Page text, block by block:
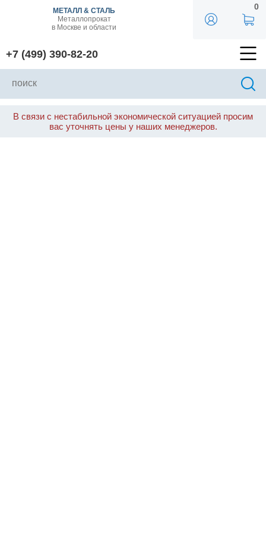
МЕТАЛЛ & СТАЛЬ
Металлопрокат
в Москве и области
+7 (499) 390-82-20
0
В связи с нестабильной экономической ситуацией просим
вас уточнять цены у наших менеджеров.